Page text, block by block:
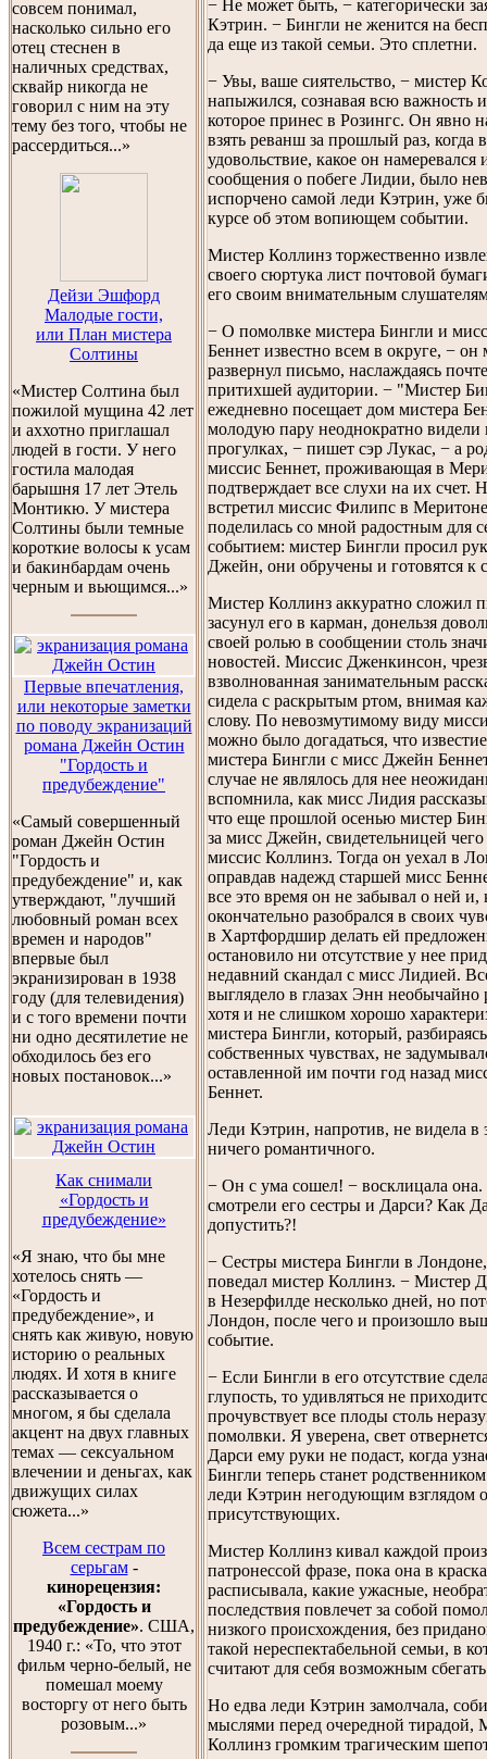
совсем понимал,
насколько сильно его
отец стеснен в
наличных средствах,
сквайр никогда не
говорил с ним на эту
тему без того, чтобы не
рассердиться...»
Дейзи Эшфорд
Малодые гости,
или План мистера
Солтины
«Мистер Солтина был
пожилой мущина 42 лет
и аххотно приглашал
людей в гости. У него
гостила малодая
барышня 17 лет Этель
Монтикю. У мистера
Солтины были темные
короткие волосы к усам
и бакинбардам очень
черным и вьющимся...»
Первые впечатления,
или некоторые заметки
по поводу экранизаций
романа Джейн Остин
"Гордость и
предубеждение"
«Самый совершенный
роман Джейн Остин
"Гордость и
предубеждение" и, как
утверждают, "лучший
любовный роман всех
времен и народов"
впервые был
экранизирован в 1938
году (для телевидения)
и с того времени почти
ни одно десятилетие не
обходилось без его
новых постановок...»
Как снимали
«Гордость и
предубеждение»
«Я знаю, что бы мне
хотелось снять —
«Гордость и
предубеждение», и
снять как живую, новую
историю о реальных
людях. И хотя в книге
рассказывается о
многом, я бы сделала
акцент на двух главных
темах — сексуальном
влечении и деньгах, как
движущих силах
сюжета...»
Всем сестрам по
серьгам-
кинорецензия:
«Гордость и
предубеждение». США,
1940 г.: «То, что этот
фильм черно-белый, не
помешал моему
восторгу от него быть
розовым...»
− Не может быть, − категорически
Кэтрин. − Бингли не женится на
да еще из такой семьи. Это сплетни.
− Увы, ваше сиятельство, − мистер
напыжился, сознавая всю важность
которое принес в Розингс. Он явно
взять реванш за прошлый раз, когда
удовольствие, какое он намеревался
сообщения о побеге Лидии, было
испорчено самой леди Кэтрин, уже
курсе об этом вопиющем событии.
Мистер Коллинз торжественно
своего сюртука лист почтовой
его своим внимательным
− О помолвке мистера Бингли и
Беннет известно всем в округе, − он
развернул письмо, наслаждаясь
притихшей аудитории. − "Мистер
ежедневно посещает дом мистера
молодую пару неоднократно видели
прогулках, − пишет сэр Лукас, − а
миссис Беннет, проживающая в
подтверждает все слухи на их счет.
встретил миссис Филипс в
поделилась со мной радостным для
событием: мистер Бингли просил
Джейн, они обручены и готовятся к
Мистер Коллинз аккуратно сложил
засунул его в карман, донельзя
своей ролью в сообщении столь
новостей. Миссис Дженкинсон,
взволнованная занимательным
сидела с раскрытым ртом, внимая
слову. По невозмутимому виду
можно было догадаться, что
мистера Бингли с мисс Джейн
случае не являлось для нее
вспомнила, как мисс Лидия
что еще прошлой осенью мистер
за мисс Джейн, свидетельницей
миссис Коллинз. Тогда он уехал в
оправдав надежд старшей мисс
все это время он не забывал о ней и,
окончательно разобрался в своих
в Хартфордшир делать ей
остановило ни отсутствие у нее
недавний скандал с мисс Лидией.
выглядело в глазах Энн необычайно
хотя и не слишком хорошо
мистера Бингли, который,
собственных чувствах, не
оставленной им почти год назад
Беннет.
Леди Кэтрин, напротив, не видела в
ничего романтичного.
− Он с ума сошел! − восклицала она.
смотрели его сестры и Дарси? Как
допустить?!
− Сестры мистера Бингли в
поведал мистер Коллинз. − Мистер
в Незерфилде несколько дней, но
Лондон, после чего и произошло
событие.
− Если Бингли в его отсутствие
глупость, то удивляться не
прочувствует все плоды столь
помолвки. Я уверена, свет
Дарси ему руки не подаст, когда
Бингли теперь станет
леди Кэтрин негодующим взглядом
присутствующих.
Мистер Коллинз кивал каждой
патронессой фразе, пока она в
расписывала, какие ужасные,
последствия повлечет за собой
низкого происхождения, без
такой нереспектабельной семьи, в
считают для себя возможным
Но едва леди Кэтрин замолчала,
мыслями перед очередной тирадой,
Коллинз громким трагическим